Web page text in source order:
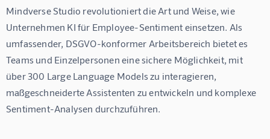
Mindverse Studio revolutioniert die Art und Weise, wie
Unternehmen KI für Employee-Sentiment einsetzen. Als
umfassender, DSGVO-konformer Arbeitsbereich bietet es
Teams und Einzelpersonen eine sichere Möglichkeit, mit
über 300 Large Language Models zu interagieren,
maßgeschneiderte Assistenten zu entwickeln und komplexe
Sentiment-Analysen durchzuführen.